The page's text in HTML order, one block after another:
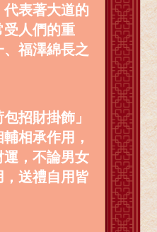
表著大道的
受人們的重
福澤綿長之
招財掛飾」
相承作用，
運，不論男女
送禮自用皆